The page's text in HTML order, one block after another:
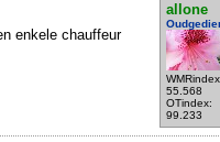
allone
55.568
OTindex:
99.233
enkele chauffeur